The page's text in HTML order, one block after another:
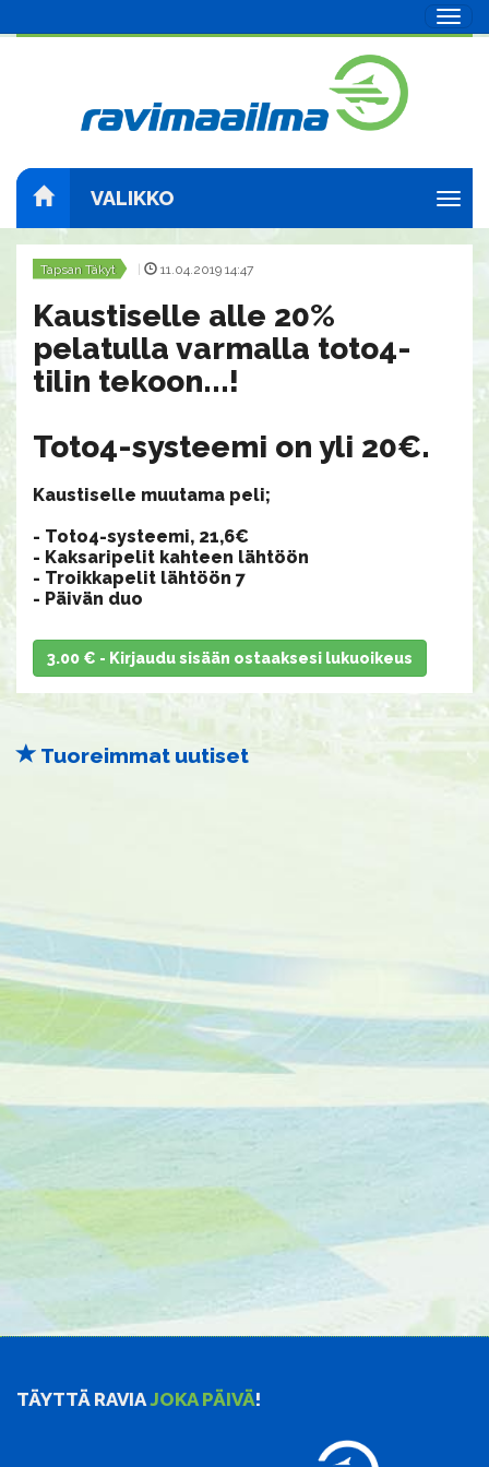
VALIKKO
Tapsan Täkyt | 11.04.2019 14:47
Kaustiselle alle 20%
pelatulla varmalla toto4-
tilin tekoon...!
​​​​​​​Toto4-systeemi on yli 20€.
Kaustiselle muutama peli;
- Toto4-systeemi, 21,6€
- Kaksaripelit kahteen lähtöön
- Troikkapelit lähtöön 7
​​​​​​​- Päivän duo
3.00 € - Kirjaudu sisään ostaaksesi lukuoikeus
Tuoreimmat uutiset
TÄYTTÄ RAVIAJOKA PÄIVÄ!